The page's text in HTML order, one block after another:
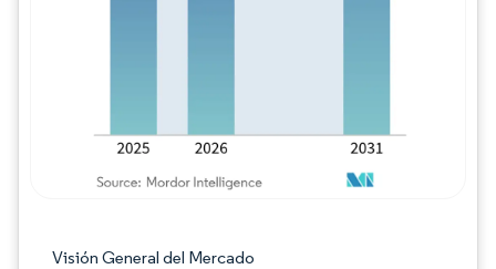
Visión General del Mercado